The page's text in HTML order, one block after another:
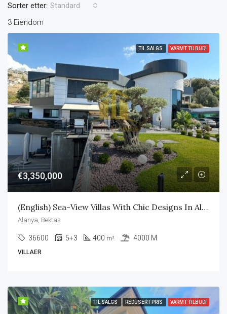
3 Eiendom
Sorter etter: Standard
TIL SALGS VARMT TILBUD!
€3,350,000
(English) Sea-View Villas With Chic Designs In Alanya
Alanya, Bektas
36600 5+3 400 m² 4000 M
VILLAER
TIL SALGS REDUSERT PRIS VARMT TILBUD!